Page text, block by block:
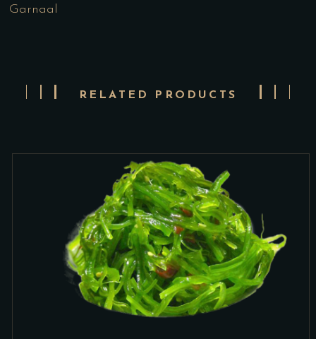
Garnaal
RELATED PRODUCTS